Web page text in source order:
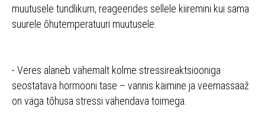
muutusele tundlikum, reageerides sellele kiiremini kui sama
suurele õhutemperatuuri muutusele.
- Veres alaneb vähemalt kolme stressireaktsiooniga
seostatava hormooni tase – vannis käimine ja veemassaaž
on väga tõhusa stressi vähendava toimega.